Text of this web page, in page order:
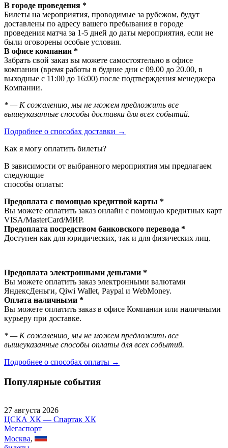
В городе проведения *
Билеты на мероприятия, проводимые за рубежом, будут
доставлены по адресу вашего пребывания в городе
проведения матча за 1-5 дней до даты мероприятия, если не
были оговорены особые условия.
В офисе компании *
Забрать свой заказ вы можете самостоятельно в офисе
компании (время работы в будние дни с 09.00 до 20.00, в
выходные с 11:00 до 16:00) после подтверждения менеджера
Компании.
* — К сожалению, мы не можем предложить все
вышеуказанные способы доставки для всех событий.
Подробнее о способах доставки →
Как я могу оплатить билеты?
В зависимости от выбранного мероприятия мы предлагаем
следующие
способы оплаты:
Предоплата с помощью кредитной карты *
Вы можете оплатить заказ онлайн с помощью кредитных карт
VISA/MasterСard/МИР.
Предоплата посредством банковского перевода *
Доступен как для юридических, так и для физических лиц.
Предоплата электронными деньгами *
Вы можете оплатить заказ электронными валютами
ЯндексДеньги, Qiwi Wallet, Paypal и WebMoney.
Оплата наличными *
Вы можете оплатить заказ в офисе Компании или наличными
курьеру при доставке.
* — К сожалению, мы не можем предложить все
вышеуказанные способы оплаты для всех событий.
Подробнее о способах оплаты →
Популярные события
27 августа 2026
ЦСКА ХК — Спартак ХК
Мегаспорт
Москва,